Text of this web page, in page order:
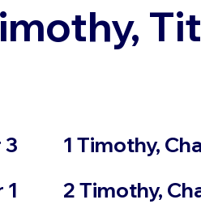
3
1 Timothy,
1
2 Timothy,